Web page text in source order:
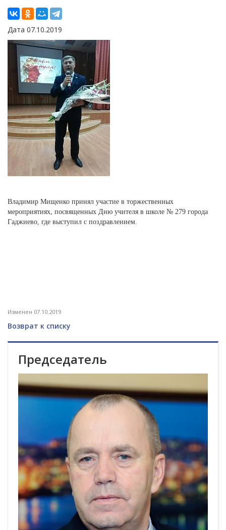
Дата 07.10.2019
Владимир Мищенко принял участие в торжественных
мероприятиях, посвященных Дню учителя в школе № 279 города
Гаджиево, где выступил с поздравлением.
Изменен 07.10.2019
Возврат к списку
Председатель